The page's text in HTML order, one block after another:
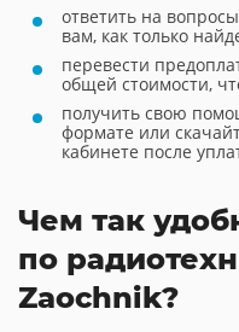
ответить на
вам, как только
перевести
общей стоимости,
получить свою
формате или
кабинете после
Чем так
по
Zaochnik?